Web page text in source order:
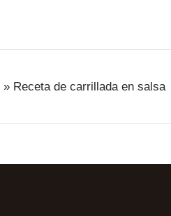
» Receta de carrillada en salsa